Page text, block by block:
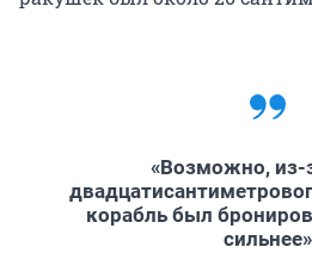
«Возможно, из-
корабль был
сильнее»